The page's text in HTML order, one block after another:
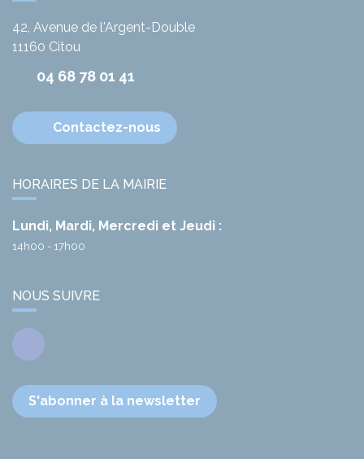
42, Avenue de l'Argent-Double
11160 Citou
04 68 78 01 41
Contactez-nous
HORAIRES DE LA MAIRIE
Lundi, Mardi, Mercredi et Jeudi :
14h00 - 17h00
NOUS SUIVRE
Facebook
S'abonner à la newsletter